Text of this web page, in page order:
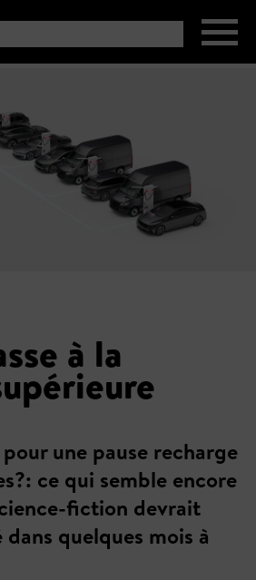
à la
une pause recharge
ce qui semble encore
fiction devrait
quelques mois à